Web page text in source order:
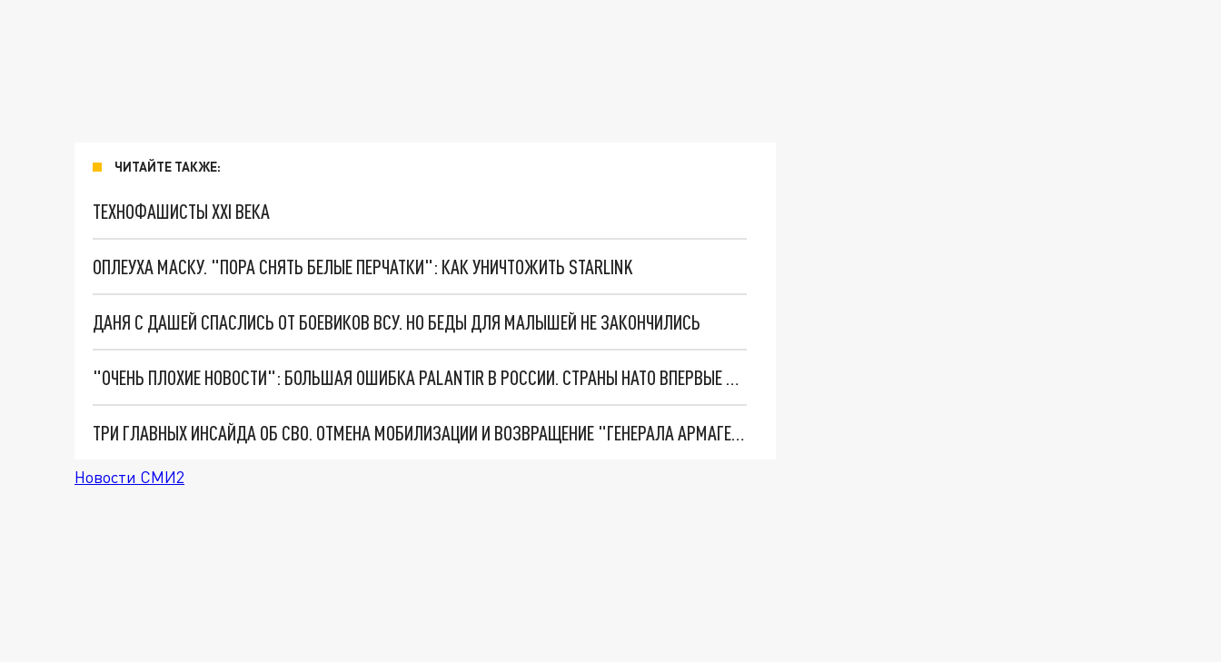
ЧИТАЙТЕ ТАКЖЕ:
ТЕХНОФАШИСТЫ XXI ВЕКА
ОПЛЕУХА МАСКУ. "ПОРА СНЯТЬ БЕЛЫЕ ПЕРЧАТКИ": КАК УНИЧТОЖИТЬ STARLINK
ДАНЯ С ДАШЕЙ СПАСЛИСЬ ОТ БОЕВИКОВ ВСУ. НО БЕДЫ ДЛЯ МАЛЫШЕЙ НЕ ЗАКОНЧИЛИСЬ
"ОЧЕНЬ ПЛОХИЕ НОВОСТИ": БОЛЬШАЯ ОШИБКА PALANTIR В РОССИИ. СТРАНЫ НАТО ВПЕРВЫЕ ЗА СВО ОСТАНОВИЛИ ПОСТАВКИ ОРУЖИЯ. ВСУ ТЕРЯЮТ ПРИГРАНИЧЬЕ?
ТРИ ГЛАВНЫХ ИНСАЙДА ОБ СВО. ОТМЕНА МОБИЛИЗАЦИИ И ВОЗВРАЩЕНИЕ "ГЕНЕРАЛА АРМАГЕДДОНА"? ОТЛИЧНЫЕ НОВОСТИ, КОТОРЫЕ ЖДАЛИ ВСЕ
Новости СМИ2